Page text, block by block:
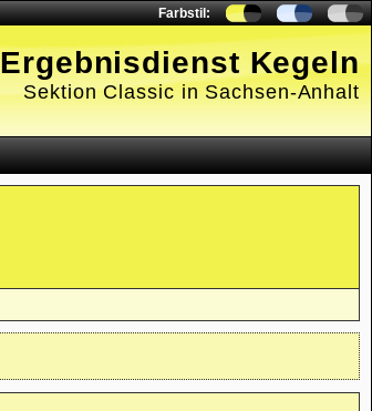
Farbstil:
Ergebnisdienst Kegeln
Sektion Classic in Sachsen-Anhalt